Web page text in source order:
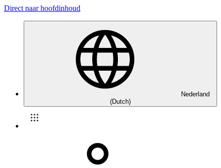
Direct naar hoofdinhoud
Nederland
(Dutch)